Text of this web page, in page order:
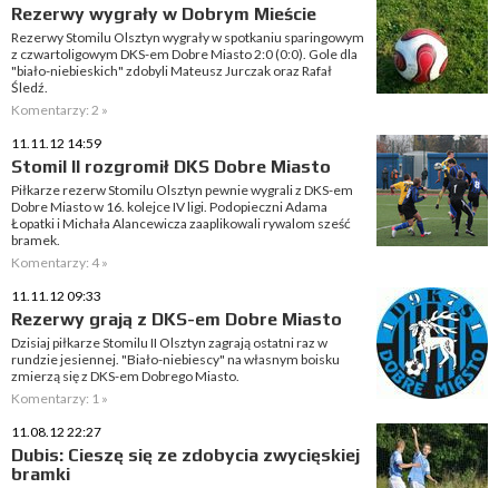
Rezerwy wygrały w Dobrym Mieście
Rezerwy Stomilu Olsztyn wygrały w spotkaniu sparingowym
z czwartoligowym DKS-em Dobre Miasto 2:0 (0:0). Gole dla
"biało-niebieskich" zdobyli Mateusz Jurczak oraz Rafał
Śledź.
Komentarzy: 2 »
11.11.12 14:59
Stomil II rozgromił DKS Dobre Miasto
Piłkarze rezerw Stomilu Olsztyn pewnie wygrali z DKS-em
Dobre Miasto w 16. kolejce IV ligi. Podopieczni Adama
Łopatki i Michała Alancewicza zaaplikowali rywalom sześć
bramek.
Komentarzy: 4 »
11.11.12 09:33
Rezerwy grają z DKS-em Dobre Miasto
Dzisiaj piłkarze Stomilu II Olsztyn zagrają ostatni raz w
rundzie jesiennej. "Biało-niebiescy" na własnym boisku
zmierzą się z DKS-em Dobrego Miasto.
Komentarzy: 1 »
11.08.12 22:27
Dubis: Cieszę się ze zdobycia zwycięskiej
bramki